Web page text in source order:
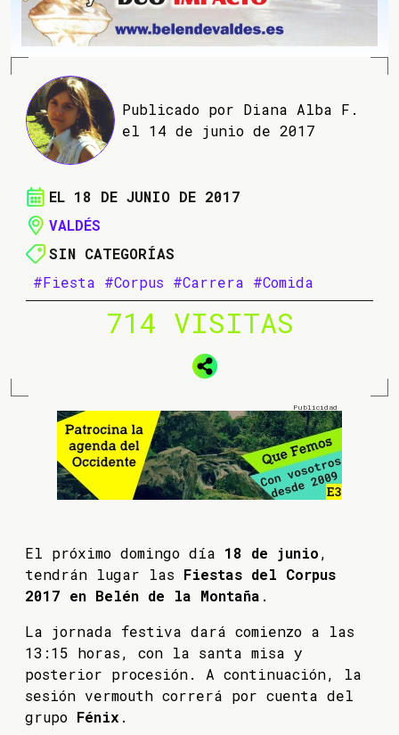
Publicado por Diana Alba F.
el 14 de junio de 2017
EL 18 DE JUNIO DE 2017
VALDÉS
SIN CATEGORÍAS
#Fiesta #Corpus #Carrera #Comida
714 VISITAS
El próximo domingo día 18 de junio,
tendrán lugar las Fiestas del Corpus
2017 en Belén de la Montaña .
La jornada festiva dará comienzo a las
13:15 horas, con la santa misa y
posterior procesión. A continuación, la
sesión vermouth correrá por cuenta del
grupo Fénix .